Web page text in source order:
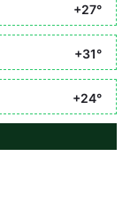
+27°
+31°
+24°